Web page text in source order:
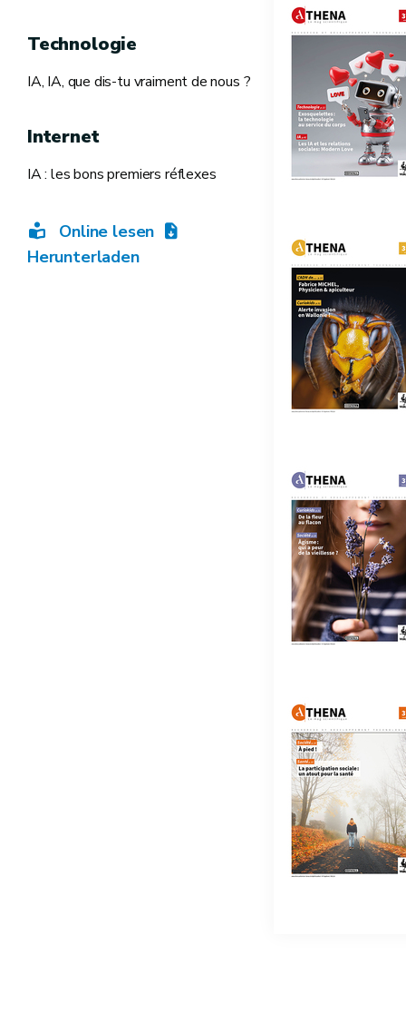
Technologie
IA, IA, que dis-tu vraiment de nous ?
Internet
IA : les bons premiers réflexes
Online lesen
Herunterladen